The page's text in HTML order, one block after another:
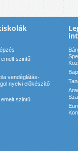
szintű
vendéglátás-
nyelvi előkészítő
szintű